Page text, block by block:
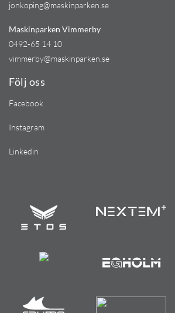
jonkoping@maskinparken.se
Maskinparken Vimmerby
0492-65 14 10
vimmerby@maskinparken.se
Följ oss
Facebook
Instagram
Linkedin